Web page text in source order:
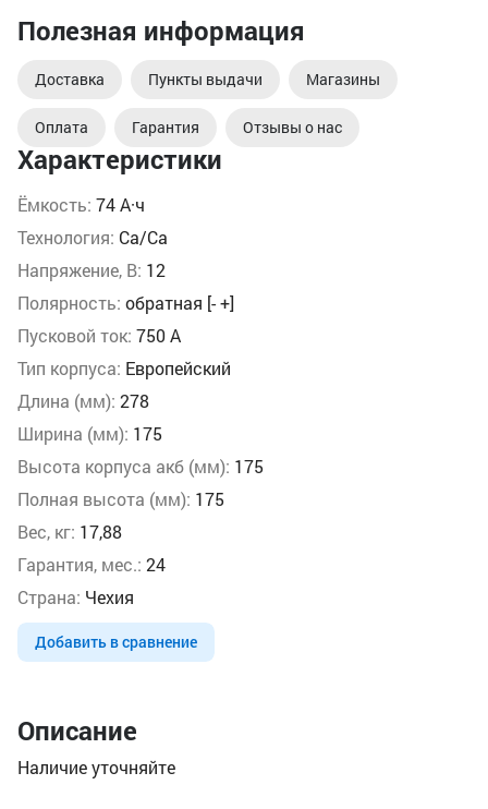
Характеристики
Ёмкость: 74 А·ч
Технология: Ca/Ca
Напряжение, В: 12
Полярность: обратная [- +]
Пусковой ток: 750 А
Тип корпуса: Европейский
Длина (мм): 278
Ширина (мм): 175
Высота корпуса акб (мм): 175
Полная высота (мм): 175
Вес, кг: 17,88
Гарантия, мес.: 24
Страна: Чехия
Добавить в сравнение
Полезная информация
Доставка Пункты выдачи Магазины
Оплата Гарантия Отзывы о нас
Описание
Наличие уточняйте